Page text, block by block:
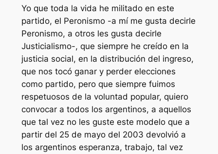
Yo que toda la vida he militado en este
partido, el Peronismo -a mí me gusta decirle
Peronismo, a otros les gusta decirle
Justicialismo-, que siempre he creído en la
justicia social, en la distribución del ingreso,
que nos tocó ganar y perder elecciones
como partido, pero que siempre fuimos
respetuosos de la voluntad popular, quiero
convocar a todos los argentinos, a aquellos
que tal vez no les guste este modelo que a
partir del 25 de mayo del 2003 devolvió a
los argentinos esperanza, trabajo, tal vez